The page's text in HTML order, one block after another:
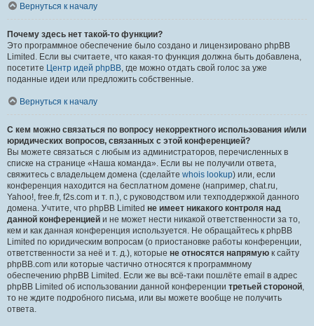
Вернуться к началу
Почему здесь нет такой-то функции?
Это программное обеспечение было создано и лицензировано phpBB
Limited. Если вы считаете, что какая-то функция должна быть добавлена,
посетите Центр идей phpBB, где можно отдать свой голос за уже
поданные идеи или предложить собственные.
Вернуться к началу
С кем можно связаться по вопросу некорректного использования и/или
юридических вопросов, связанных с этой конференцией?
Вы можете связаться с любым из администраторов, перечисленных в
списке на странице «Наша команда». Если вы не получили ответа,
свяжитесь с владельцем домена (сделайте whois lookup) или, если
конференция находится на бесплатном домене (например, chat.ru,
Yahoo!, free.fr, f2s.com и т. п.), с руководством или техподдержкой данного
домена. Учтите, что phpBB Limited не имеет никакого контроля над
данной конференцией и не может нести никакой ответственности за то,
кем и как данная конференция используется. Не обращайтесь к phpBB
Limited по юридическим вопросам (о приостановке работы конференции,
ответственности за неё и т. д.), которые не относятся напрямую к сайту
phpBB.com или которые частично относятся к программному
обеспечению phpBB Limited. Если же вы всё-таки пошлёте email в адрес
phpBB Limited об использовании данной конференции третьей стороной,
то не ждите подробного письма, или вы можете вообще не получить
ответа.